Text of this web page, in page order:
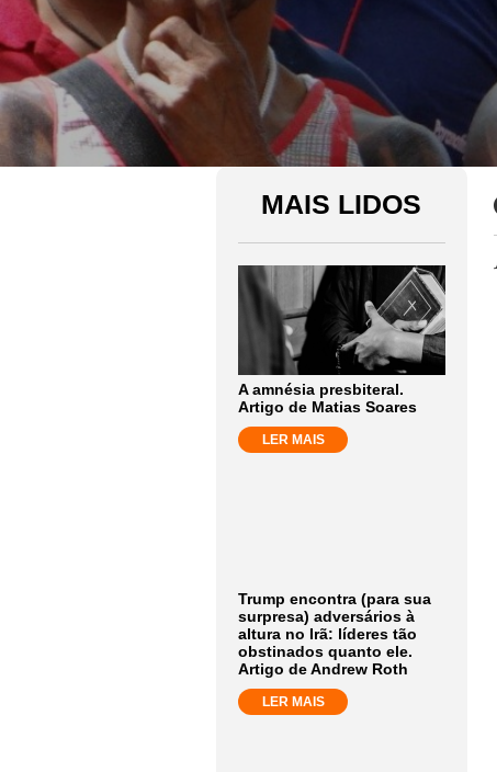
MAIS LIDOS
A amnésia presbiteral.
Artigo de Matias Soares
LER MAIS
Trump encontra (para sua
surpresa) adversários à
altura no Irã: líderes tão
obstinados quanto ele.
Artigo de Andrew Roth
LER MAIS